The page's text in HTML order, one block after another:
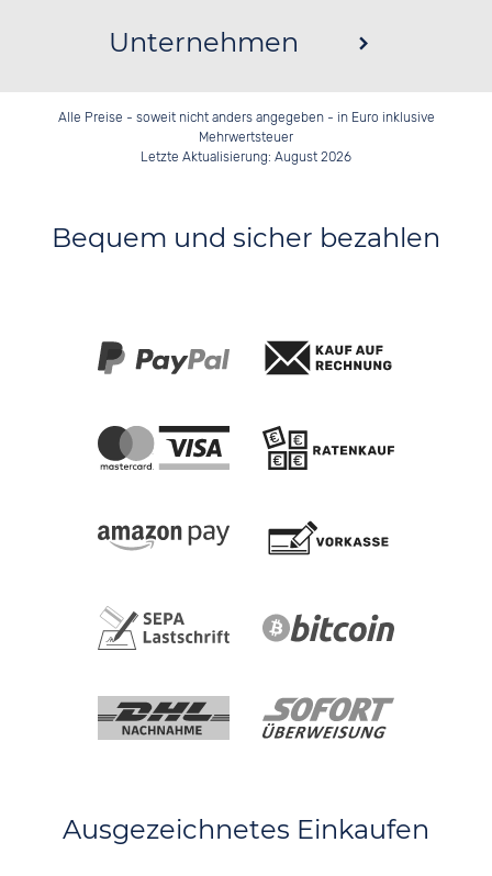
Unternehmen
Alle Preise - soweit nicht anders angegeben - in Euro inklusive
Mehrwertsteuer
Letzte Aktualisierung: August 2026
Bequem und sicher bezahlen
Ausgezeichnetes Einkaufen